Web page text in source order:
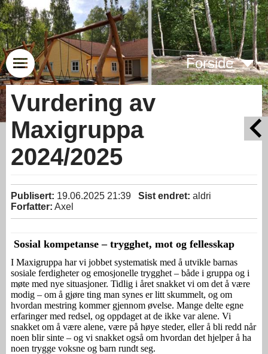
Forside
Vurdering av
Maxigruppa
2024/2025
Publisert: 19.06.2025 21:39 Sist endret: aldri
Forfatter: Axel
Sosial kompetanse – trygghet, mot og fellesskap
I Maxigruppa har vi jobbet systematisk med å utvikle barnas
sosiale ferdigheter og emosjonelle trygghet – både i gruppa og i
møte med nye situasjoner. Tidlig i året snakket vi om det å være
modig – om å gjøre ting man synes er litt skummelt, og om
hvordan mestring kommer gjennom øvelse. Mange delte egne
erfaringer med redsel, og oppdaget at de ikke var alene. Vi
snakket om å være alene, være på høye steder, eller å bli redd når
noen blir sinte – og vi snakket også om hvordan det hjelper å ha
noen trygge voksne og barn rundt seg.